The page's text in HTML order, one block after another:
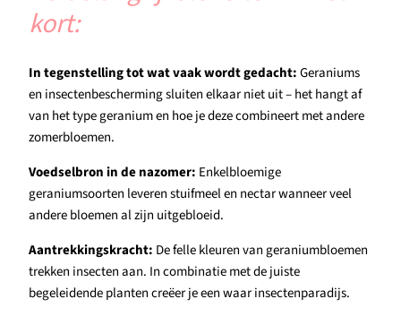
kort:
In tegenstelling tot wat vaak wordt gedacht:Geraniums
en insectenbescherming sluiten elkaar niet uit – het hangt af
van het type geranium en hoe je deze combineert met andere
zomerbloemen.
Voedselbron in de nazomer: Enkelbloemige
geraniumsoorten leveren stuifmeel en nectar wanneer veel
andere bloemen al zijn uitgebloeid.
Aantrekkingskracht: De felle kleuren van geraniumbloemen
trekken insecten aan. In combinatie met de juiste
begeleidende planten creëer je een waar insectenparadijs.